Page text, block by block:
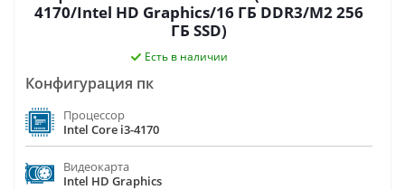
4170/Intel HD Graphics/16 ГБ DDR3/M2 256
ГБ SSD)
Есть в наличии
Конфигурация пк
Процессор
Intel Core i3-4170
Видеокарта
Intel HD Graphics